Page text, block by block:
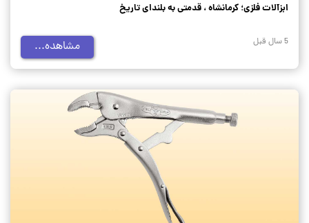
ابزآلات فلزی؛ کرمانشاه ، قدمتی به بلندای تاریخ
5 سال قبل مشاهده...